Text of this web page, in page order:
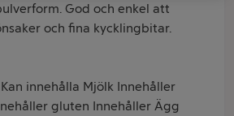
God och enkel att
och fina kycklingbitar.
innehålla Mjölk Innehåller
gluten Innehåller Ägg